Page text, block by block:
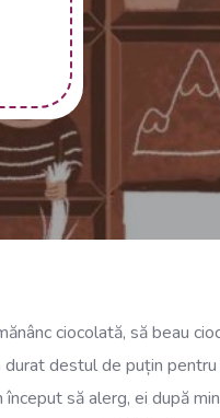
ciocolată, să beau
destul de puțin
să alerg, ei după